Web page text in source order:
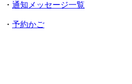
・ 通知メッセージ一覧
・ 予約かご